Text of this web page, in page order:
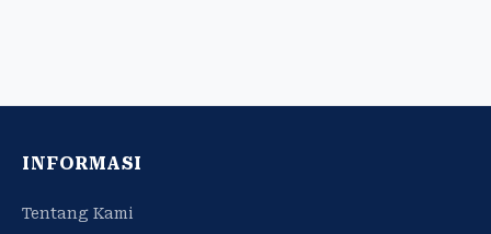
INFORMASI
Tentang Kami